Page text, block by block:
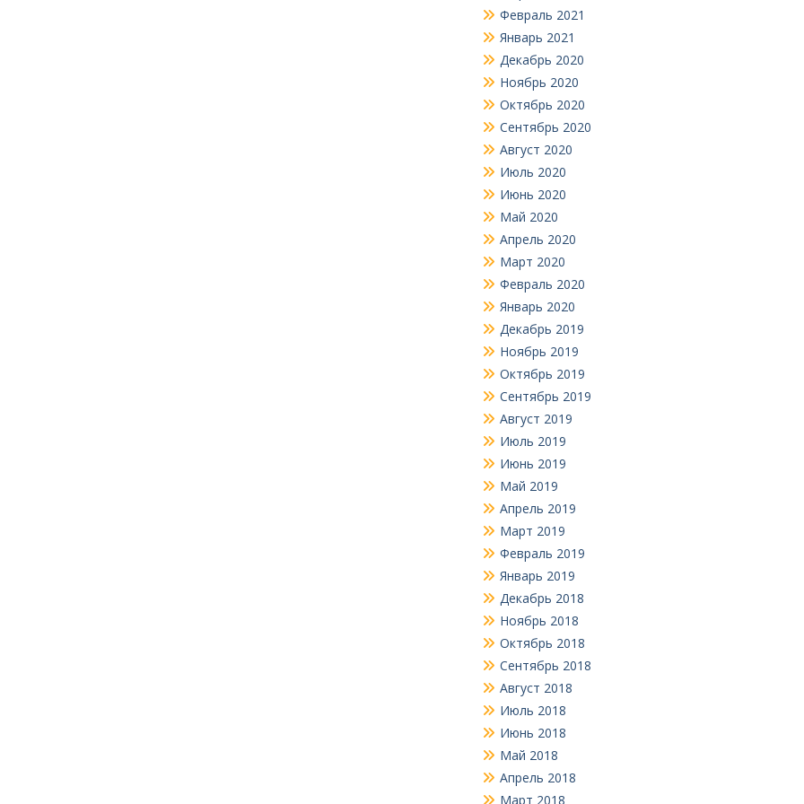
Февраль 2021
Январь 2021
Декабрь 2020
Ноябрь 2020
Октябрь 2020
Сентябрь 2020
Август 2020
Июль 2020
Июнь 2020
Май 2020
Апрель 2020
Март 2020
Февраль 2020
Январь 2020
Декабрь 2019
Ноябрь 2019
Октябрь 2019
Сентябрь 2019
Август 2019
Июль 2019
Июнь 2019
Май 2019
Апрель 2019
Март 2019
Февраль 2019
Январь 2019
Декабрь 2018
Ноябрь 2018
Октябрь 2018
Сентябрь 2018
Август 2018
Июль 2018
Июнь 2018
Май 2018
Апрель 2018
Март 2018